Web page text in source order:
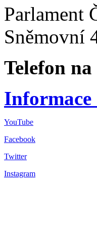
Parlament
Sněmovní
Telefon
Informace
YouTube
Facebook
Twitter
Instagram